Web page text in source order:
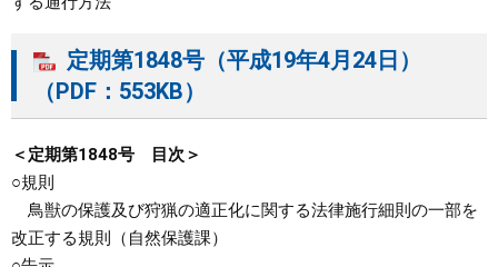
定期第1848号（平成19年4月24日）
（PDF：553KB）
＜定期第1848号 目次＞
○規則
鳥獣の保護及び狩猟の適正化に関する法律施行細則の一部を
改正する規則（自然保護課）